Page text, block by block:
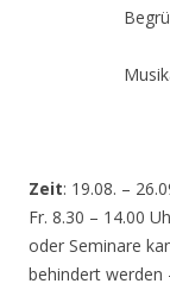
Zeit: 19.08. –
Fr. 8.30 – 14.00
oder Seminare
behindert werden